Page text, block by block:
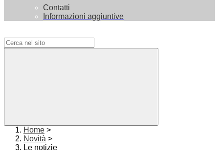
Contatti
Informazioni aggiuntive
Home >
Novità >
Le notizie